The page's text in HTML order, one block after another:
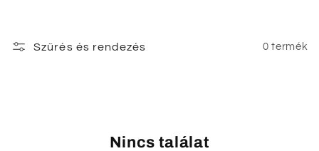
l
Szűrés és rendezés 0 termék
Nincs találat